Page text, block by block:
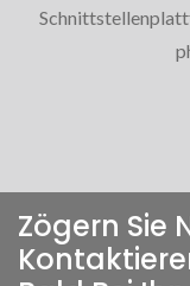
Zögern Sie